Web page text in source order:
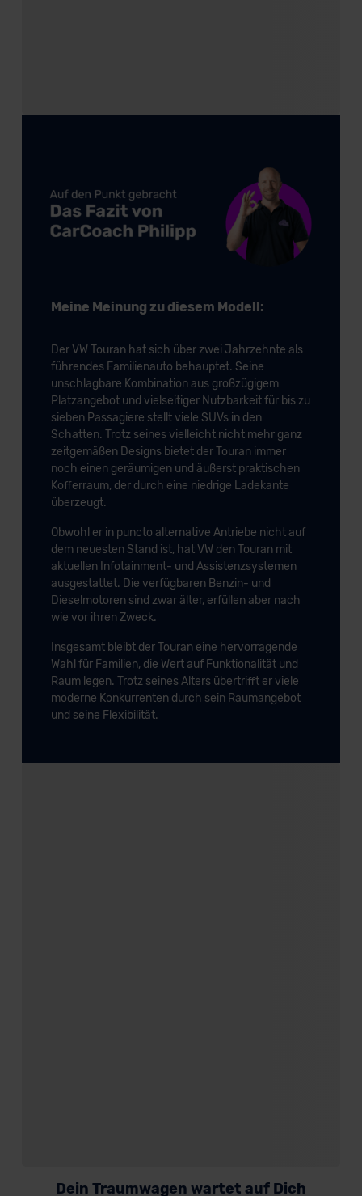
Meine Meinung zu diesem Modell:
Der VW Touran hat sich über zwei Jahrzehnte als
führendes Familienauto behauptet. Seine
unschlagbare Kombination aus großzügigem
Platzangebot und vielseitiger Nutzbarkeit für bis zu
sieben Passagiere stellt viele SUVs in den
Schatten. Trotz seines vielleicht nicht mehr ganz
zeitgemäßen Designs bietet der Touran immer
noch einen geräumigen und äußerst praktischen
Kofferraum, der durch eine niedrige Ladekante
überzeugt.
Obwohl er in puncto alternative Antriebe nicht auf
dem neuesten Stand ist, hat VW den Touran mit
aktuellen Infotainment- und Assistenzsystemen
ausgestattet. Die verfügbaren Benzin- und
Dieselmotoren sind zwar älter, erfüllen aber nach
wie vor ihren Zweck.
Insgesamt bleibt der Touran eine hervorragende
Wahl für Familien, die Wert auf Funktionalität und
Raum legen. Trotz seines Alters übertrifft er viele
moderne Konkurrenten durch sein Raumangebot
und seine Flexibilität.
Dein Traumwagen wartet auf Dich